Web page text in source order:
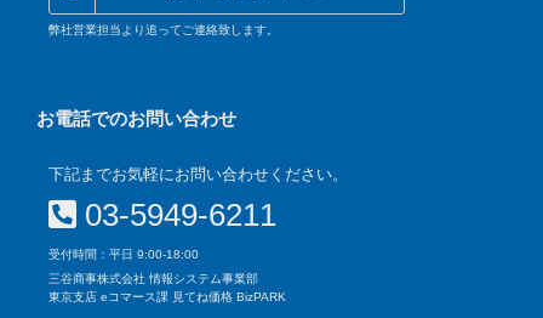
弊社営業担当より追ってご連絡致します。
お電話でのお問い合わせ
下記までお気軽にお問い合わせください。
03-5949-6211
受付時間：平日 9:00-18:00
三谷商事株式会社 情報システム事業部
東京支店 eコマース課 見てね価格 BizPARK